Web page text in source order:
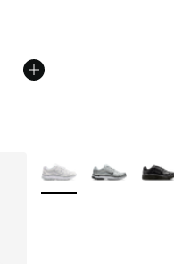
Plus de couleurs